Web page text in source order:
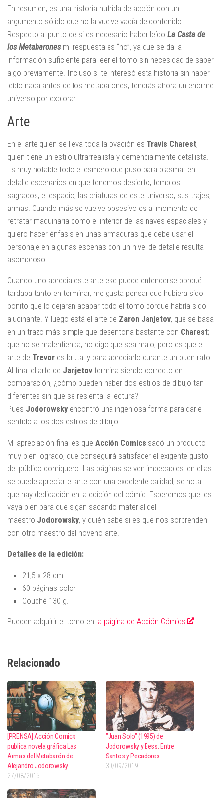
En resumen, es una historia nutrida de acción con un
argumento sólido que no la vuelve vacía de contenido.
Respecto al punto de si es necesario haber leído La Casta de
los Metabaronesmi respuesta es “no”, ya que se da la
información suficiente para leer el tomo sin necesidad de saber
algo previamente. Incluso si te interesó esta historia sin haber
leído nada antes de los metabarones, tendrás ahora un enorme
universo por explorar.
Arte
En el arte quien se lleva toda la ovación es Travis Charest,
quien tiene un estilo ultrarrealista y demencialmente detallista.
Es muy notable todo el esmero que puso para plasmar en
detalle escenarios en que tenemos desierto, templos
sagrados, el espacio, las criaturas de este universo, sus trajes,
armas. Cuando más se vuelve obsesivo es al momento de
retratar maquinaria como el interior de las naves espaciales y
quiero hacer énfasis en unas armaduras que debe usar el
personaje en algunas escenas con un nivel de detalle resulta
asombroso.
Cuando uno aprecia este arte ese puede entenderse porqué
tardaba tanto en terminar, me gusta pensar que hubiera sido
bonito que lo dejaran acabar todo el tomo porque habría sido
alucinante. Y luego está el arte de Zaron Janjetov, que se basa
en un trazo más simple que desentona bastante con Charest;
que no se malentienda, no digo que sea malo, pero es que el
arte de Trevor es brutal y para apreciarlo durante un buen rato.
Al final el arte de Janjetov termina siendo correcto en
comparación, ¿cómo pueden haber dos estilos de dibujo tan
diferentes sin que se resienta la lectura?
Pues Jodorowsky encontró una ingeniosa forma para darle
sentido a los dos estilos de dibujo.
Mi apreciación final es que Acción Comics sacó un producto
muy bien logrado, que conseguirá satisfacer el exigente gusto
del público comiquero. Las páginas se ven impecables, en ellas
se puede apreciar el arte con una excelente calidad, se nota
que hay dedicación en la edición del cómic. Esperemos que les
vaya bien para que sigan sacando material del
maestro Jodorowsky, y quién sabe si es que nos sorprenden
con otro maestro del noveno arte.
Detalles de la edición:
21,5 x 28 cm
60 páginas color
Couché 130 g.
Pueden adquirir el tomo en la página de Acción Cómics .
Relacionado
[PRENSA] Acción Comics
publica novela gráfica Las
Armas del Metabarón de
Alejandro Jodorowsky
27/08/2015
"Juan Solo" (1995) de
Jodorowsky y Bess: Entre
Santos y Pecadores
30/09/2019